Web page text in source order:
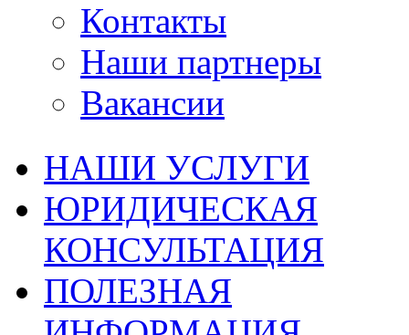
Контакты
Наши партнеры
Вакансии
НАШИ УСЛУГИ
ЮРИДИЧЕСКАЯ
КОНСУЛЬТАЦИЯ
ПОЛЕЗНАЯ